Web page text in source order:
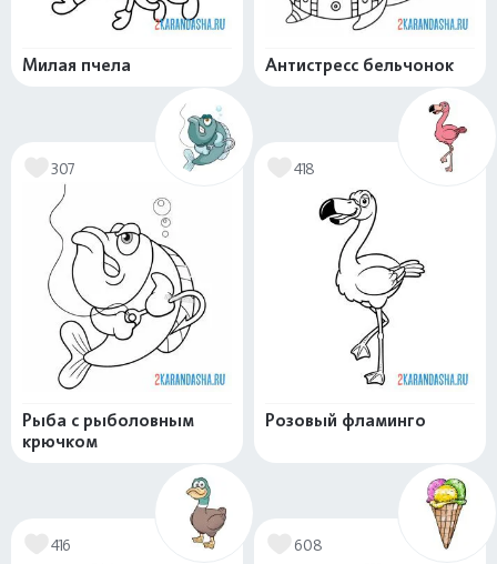
Милая пчела Антистресс бельчонок
307
Рыба с рыболовным
крючком
418
Розовый фламинго
416 608